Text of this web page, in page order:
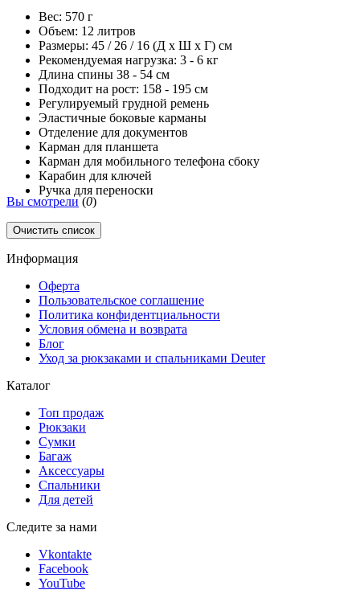
Вес: 570 г
Объем: 12 литров
Размеры: 45 / 26 / 16 (Д х Ш х Г) см
Рекомендуемая нагрузка: 3 - 6 кг
Длина спины 38 - 54 см
Подходит на рост: 158 - 195 см
Регулируемый грудной ремень
Эластичные боковые карманы
Отделение для документов
Карман для планшета
Карман для мобильного телефона сбоку
Карабин для ключей
Ручка для переноски
Вы смотрели(0)
Очистить список
Информация
Оферта
Пользовательское соглашение
Политика конфидентциальности
Условия обмена и возврата
Блог
Уход за рюкзаками и спальниками Deuter
Каталог
Топ продаж
Рюкзаки
Сумки
Багаж
Аксессуары
Спальники
Для детей
Следите за нами
Vkontakte
Facebook
YouTube